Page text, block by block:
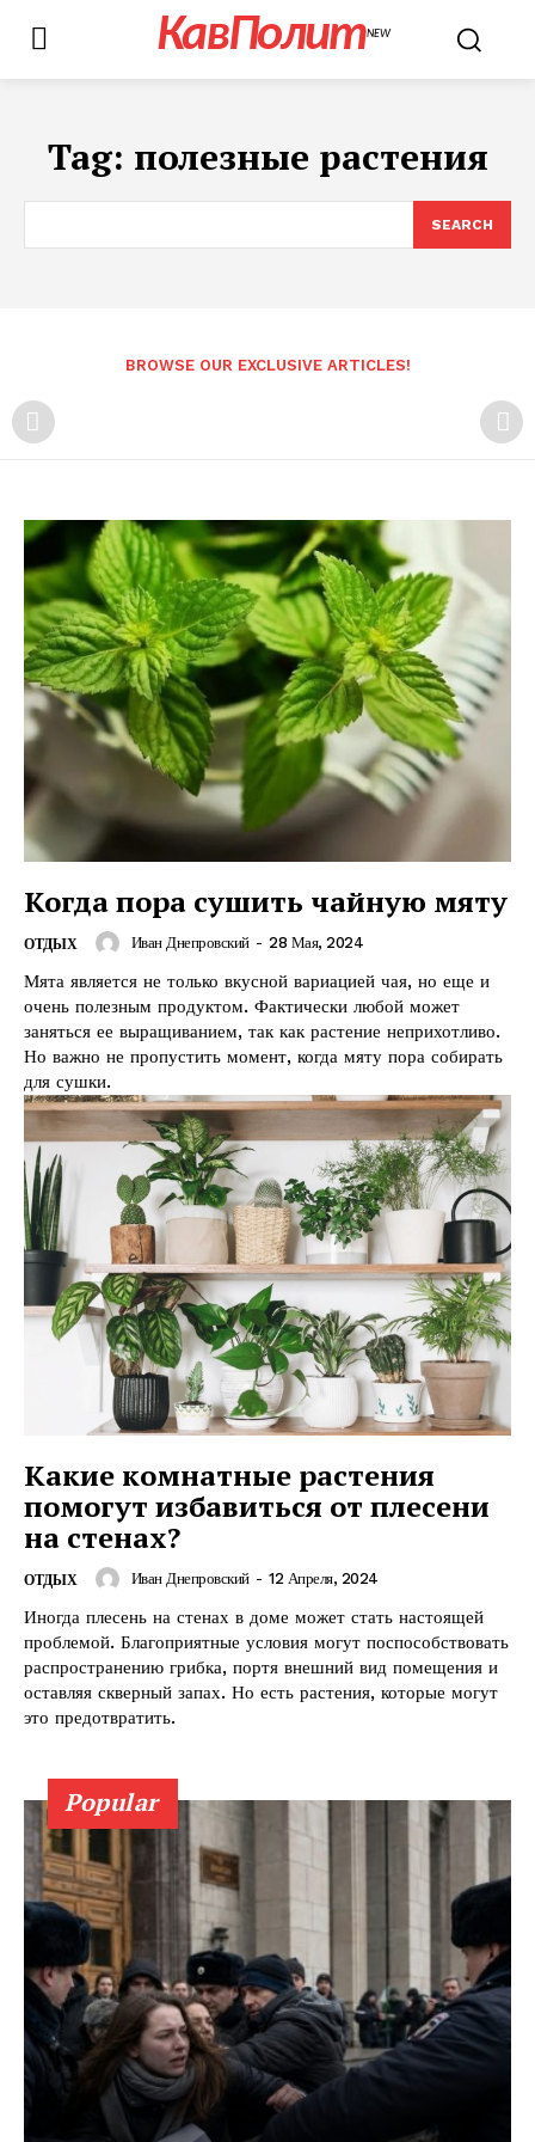
КавПолит
КавПолитNEW
Tag: полезные растения
SEARCH
BROWSE OUR EXCLUSIVE ARTICLES!
Когда пора сушить чайную мяту
ОТДЫХ Иван Днепровский - 28 Мая, 2024
Мята является не только вкусной вариацией чая, но еще и
очень полезным продуктом. Фактически любой может
заняться ее выращиванием, так как растение неприхотливо.
Но важно не пропустить момент, когда мяту пора собирать
для сушки.
Какие комнатные растения
помогут избавиться от плесени
на стенах?
ОТДЫХ Иван Днепровский - 12 Апреля, 2024
Иногда плесень на стенах в доме может стать настоящей
проблемой. Благоприятные условия могут поспособствовать
распространению грибка, портя внешний вид помещения и
оставляя скверный запах. Но есть растения, которые могут
это предотвратить.
Popular